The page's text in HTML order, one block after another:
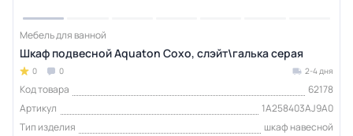
Мебель для ванной
Шкаф подвесной Aquaton Сохо, слэйт\галька серая
0 0 2-4 дня
Код товара
62178
Артикул
1A258403AJ9A0
Тип изделия
шкаф навесной